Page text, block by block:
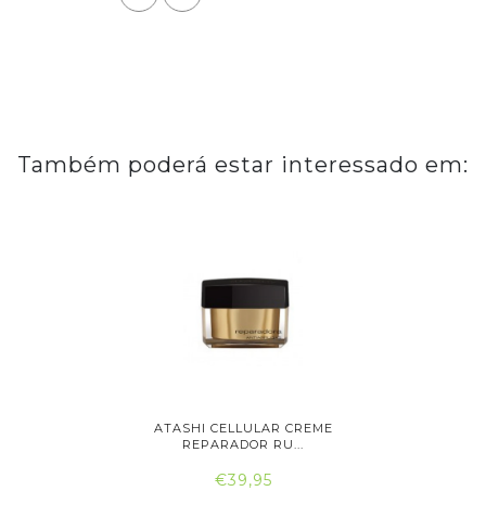
Também poderá estar interessado em:
ATASHI CELLULAR CREME
REPARADOR RU...
€39,95